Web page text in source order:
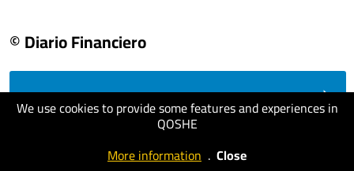
We use cookies to provide some features and experiences in
QOSHE
More information . Close
© Diario Financiero
visit website